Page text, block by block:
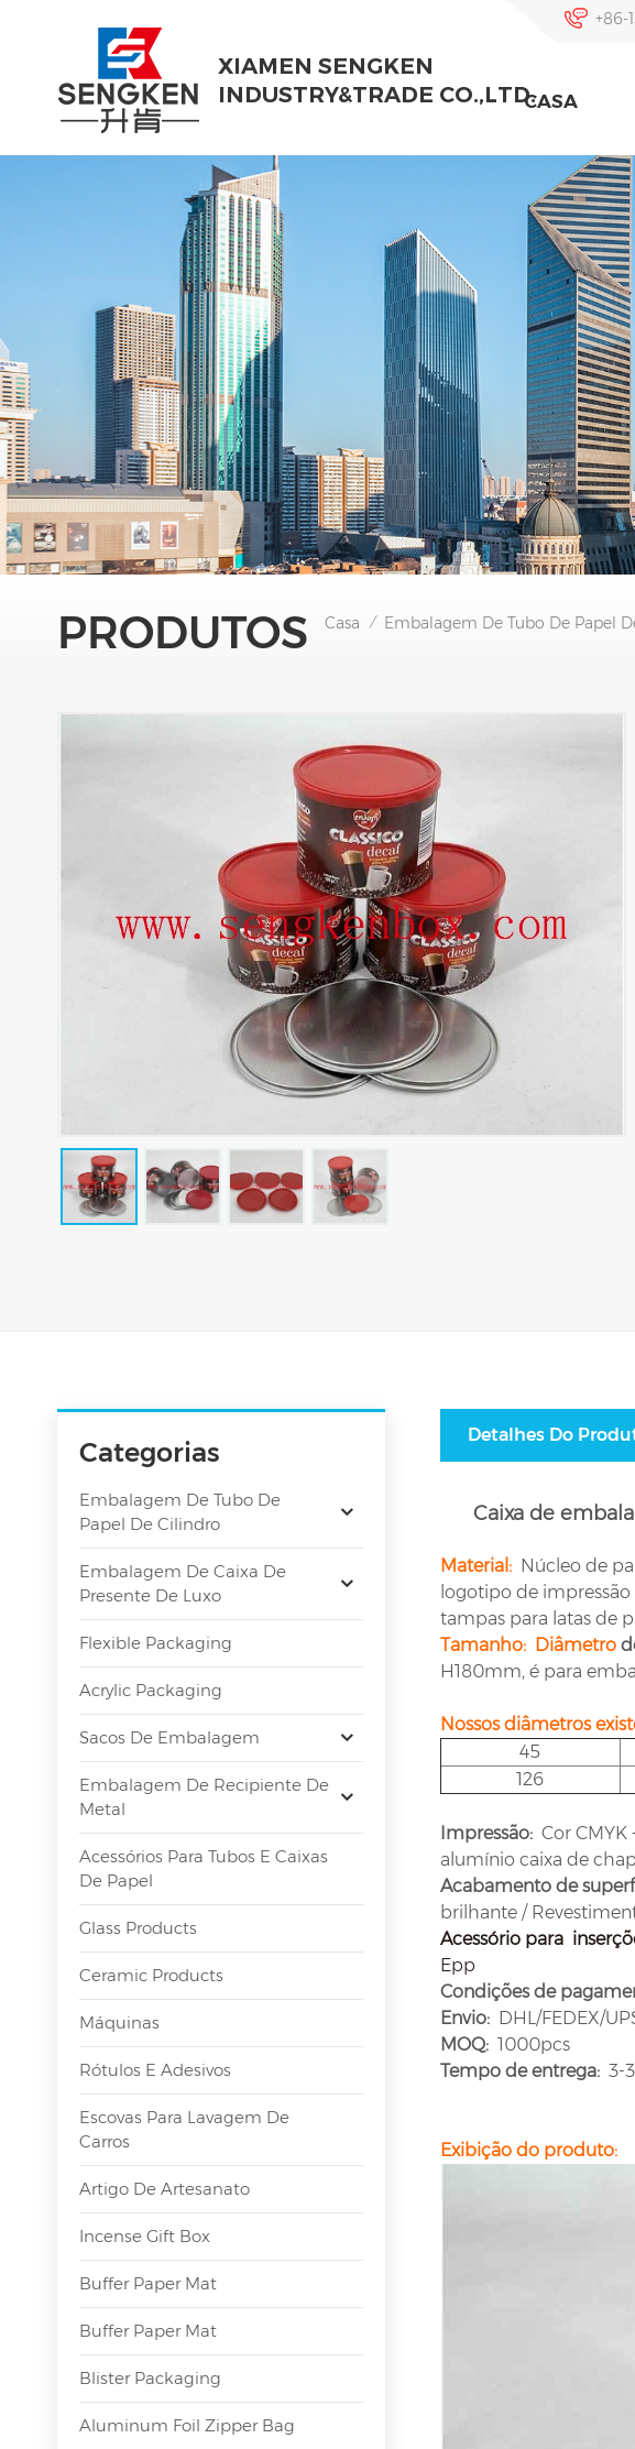
+86-
XIAMEN SENGKEN
INDUSTRY&TRADE CO.,LTD.CASA
PRODUTOS Casa / Embalagem De Tubo De Papel
Categorias
Embalagem De Tubo De
Papel De Cilindro
Embalagem De Caixa De
Presente De Luxo
Flexible Packaging
Acrylic Packaging
Sacos De Embalagem
Embalagem De Recipiente De
Metal
Acessórios Para Tubos E Caixas
De Papel
Glass Products
Ceramic Products
Máquinas
Rótulos E Adesivos
Escovas Para Lavagem De
Carros
Artigo De Artesanato
Incense Gift Box
Buffer Paper Mat
Buffer Paper Mat
Blister Packaging
Aluminum Foil Zipper Bag
Detalhes Do
Caixa de
Material:Núcleo de
logotipo de
tampas para latas de
Tamanho: Diâmetro
H180mm, é para
Nossos diâmetros
45
126
Impressão:Cor CMYK
alumínio caixa de
Acabamento de
brilhante /
Acessório para
Epp
Condições de
Envio:DHL/FEDEX/
MOQ:1000pcs
Tempo de entrega:3-
Exibição do produto: